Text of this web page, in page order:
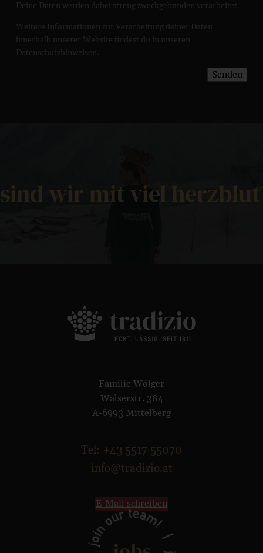
Straße
Deine Daten werden dabei streng zweckgebunden verarbeitet.
Weitere Informationen zur Verarbeitung deiner Daten
innerhalb unserer Website findest du in unseren
Datenschutzhinweisen
Senden
wir mit viel herzblut &
Familie Wölger
Walserstr. 384
A-6993 Mittelberg
Tel: +43 5517 55070
info@tradizio.at
E-Mail schreiben